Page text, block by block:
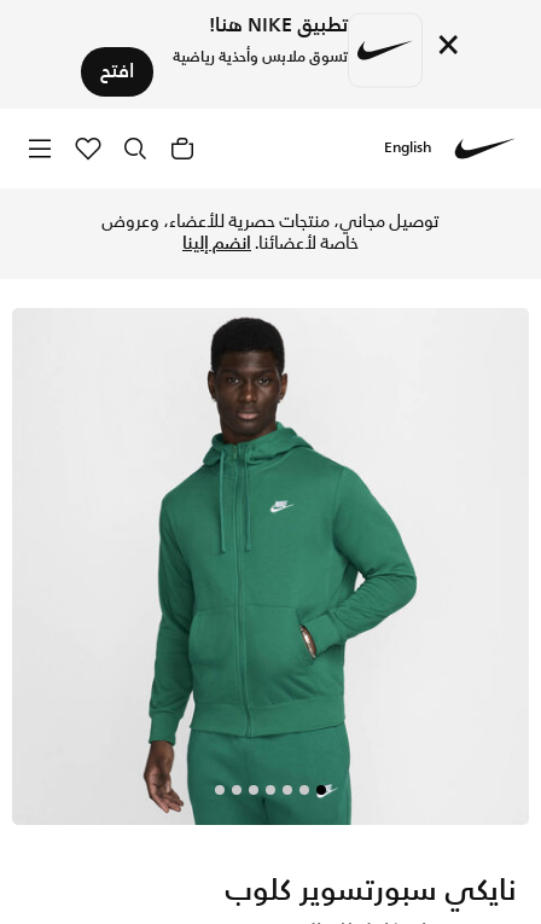
× تطبيق NIKE هنا!
تسوق ملابس وأحذية رياضية افتح
English
توصيل مجاني، منتجات حصرية للأعضاء، وعروض
خاصة لأعضائنا.انضم إلينا
نايكي سبورتسوير كلوب